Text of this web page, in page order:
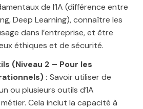
de l’IA (différence entre
Deep Learning), connaître les
dans l’entreprise, et être
éthiques et de sécurité.
(Niveau 2 – Pour les
: Savoir utiliser de
ou plusieurs outils d’IA
Cela inclut la capacité à